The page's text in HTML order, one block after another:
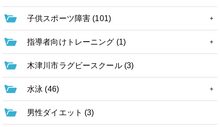
子供スポーツ障害 (101)
指導者向けトレーニング (1)
木津川市ラグビースクール (3)
水泳 (46)
男性ダイエット (3)